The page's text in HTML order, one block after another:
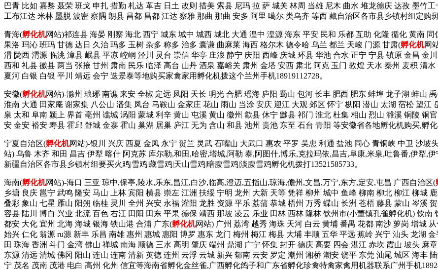
巴青 比如 嘉黎 聂荣 班戈 申扎 措勤 札达 革吉 日土 改则 措美 索县 尼玛 拉 萨 城关 林周 当雄 尼木 曲水 堆龙德庆 达孜 墨竹
工布江达 米林 墨脱 波密 察隅 朗县 昌都 昌都 江达 察雅 那曲 那曲 安多 阿里 噶尔 类乌齐 等西 藏自治区各市县乡镇村组定购
青海(孵化机网站)祁连县 海晏 刚察 海北 西宁 城东 城中 城西 城北 大通 湟中 湟源 海东 平安 民和 乐都 互助 化隆 循化 黄南
果洛 玛沁 班玛 甘德 达日 久治 玛多 玉树 杂多 称多 治多 囊谦 曲麻莱 海西 格尔木 德令哈 乌兰 都兰 天峻 门源 甘肃(孵化机网
渭 陇西 渭源 临洮 漳县 岷县 平凉 崆峒 泾川 灵台 崇信 华亭 庄浪 静宁 庆阳 西峰 庆城 环县 华池 合水 正宁 宁县 镇原 金昌 金
西和 礼县 徽县 两当 张掖 甘州 肃南 民乐 临泽 高台 山丹 酒泉 嘉峪关 肃州 金塔 安西 肃北 阿克 玉门 敦煌 天水 秦州 麦积 清
夏河 白银 白银 平川 靖远 会宁 迭景泰等地购买家禽家用孵化机拨这个兰州手机18919112728。
安徽(孵化机网站)-滁州 琅琊 南谯 来安 全椒 定远 凤阳 天长 明光 合肥 瑶海 庐阳 蜀山 包河 长丰 肥西 肥东 蚌埠 龙子湖 蚌山
淮南 大通 田家庵 谢家集 八公山 潘集 凤台 马鞍山 金家庄 花山 雨山 当涂 安庆 迎江 大观 郊区 怀宁 枞阳 潜山 太湖 宿松 望江
泉 太和 阜南 颍上 界首 亳州 谯城 涡阳 蒙城 利辛 黄山 屯溪 黄山 徽州 歙县 休宁 黟县 祁门 淮北 杜集 相山 烈山 濉溪 铜陵 铜
安 金安 裕安 寿县 霍邱 舒城 金寨 霍山 巢湖 居巢 庐江 无为 含山 和县 池州 贵池 东至 石台 青阳 等安徽省各地孵化机购买,孵
宁夏自治区(孵化机网站)-银川 兴庆 西夏 金凤 永宁 贺兰 灵武 石嘴山 大武口 惠农 平罗 吴忠 利通 盐池 同心 青铜峡 中卫 沙坡
站) 乌鲁 木齐 和田 昌吉 伊犁 喀什 阿克苏 库尔勒,和田,哈密,塔城,阿勒 泰,阿图什,博乐,克拉玛依,昌吉,阜康,米泉,吐鲁番,伊犁,
新疆自治区各市县乡镇村组要买火鸡|雪鸡|藏雪鸡|天山雪鸡|暗腹雪鸡|淡腹雪鸡孵化机拨打13521585733。
海南(孵化机网站)-海口 三亚 琼中,保亭,陵水,乐东,昌江,白沙,临高,澄迈,五指山,琼海,儋州,文昌,万宁,东方,定安,屯昌 广西自治区(
乡塘 良庆 邕宁 武鸣 隆安 马山 上林 宾阳 横县 崇左 江洲 扶绥 宁明 龙州 大新 天等 凭祥 柳州 城中 鱼峰 柳南 柳北 柳江 柳城
叠彩 象山 七星 雁山 阳朔 临桂 灵川 全州 兴安 永福 灌阳 龙胜 资源 平乐 荔蒲 恭城 梧州 万秀 蝶山 长洲 苍梧 藤县 蒙山 岑溪
容县 陆川 博白 兴业 北流 百色 右江 田阳 田东 平果 德保 靖西 那坡 凌云 乐业 田林 西林 隆林 钦州市(小董镇孔雀孵化机) 钦
都安 大化 宜州 北海 海城 银海 铁山港 合浦 广东(孵化机网站) 广州 荔湾 越秀 海珠 天河 白云 黄埔 番禺 花都 南沙 萝岗 增城
始兴 仁化 翁源 ru源 新丰 乐昌 南雄 惠州 惠城 惠阳 博罗 惠东 龙门 梅州 梅江 梅县 大埔 丰顺 五华 平远 蕉岭 兴宁 汕头 龙湖
田 珠海 香洲 斗门 金湾 佛山 禅城 南海 顺德 三水 高明 肇庆 端州 鼎湖 广宁 怀集 封开 德庆 高要 四会 湛江 赤坎 霞山 坡头 麻
东源 清远 清城 佛冈 阳山 连山 连南 清新 英德 连州 云浮 云城 新兴 郁南 云安 罗定 潮州 湘桥 潮安 饶平 东莞 汕尾 城区 海丰
宁 茂名 茂南 茂港 电白 高州 化州 信宜等海南省孵化金丝雀,广西孵化鸽子和广东省孵化珍禽特禽家禽用机器联系广州手机